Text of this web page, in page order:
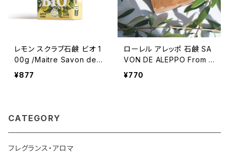
レモン スクラブ石鹸 ビオ 1
00g /Maitre Savon de
Marseille/メートル・サボ
¥877
ローレル アレッポ 石鹸 SA
VON DE ALEPPO From S
yria アレッポ産石鹸 アラブ
¥770
CATEGORY
フレグランス・アロマ